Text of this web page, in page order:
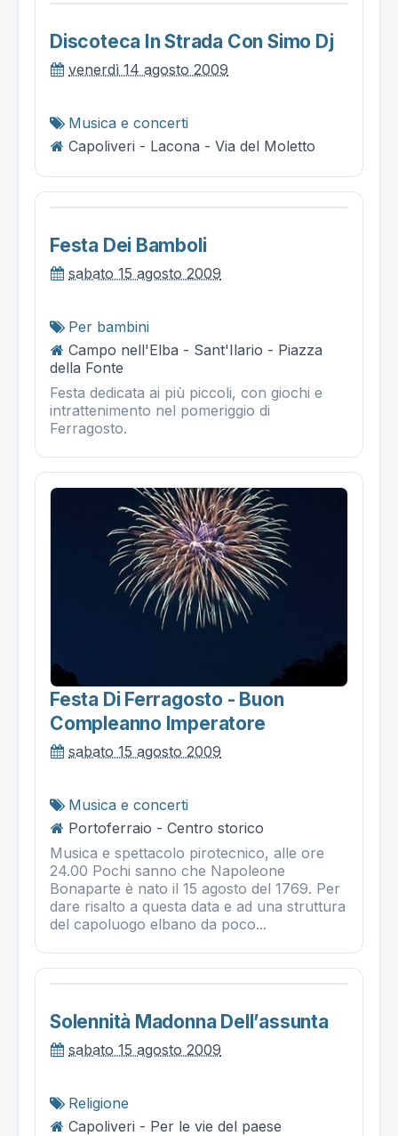
Discoteca In Strada Con Simo Dj
venerdì 14 agosto 2009
Musica e concerti
Capoliveri - Lacona - Via del Moletto
Festa Dei Bamboli
sabato 15 agosto 2009
Per bambini
Campo nell'Elba - Sant'Ilario - Piazza
della Fonte
Festa dedicata ai più piccoli, con giochi e
intrattenimento nel pomeriggio di
Ferragosto.
Festa Di Ferragosto - Buon
Compleanno Imperatore
sabato 15 agosto 2009
Musica e concerti
Portoferraio - Centro storico
Musica e spettacolo pirotecnico, alle ore
24.00 Pochi sanno che Napoleone
Bonaparte è nato il 15 agosto del 1769. Per
dare risalto a questa data e ad una struttura
del capoluogo elbano da poco...
Solennità Madonna Dell’assunta
sabato 15 agosto 2009
Religione
Capoliveri - Per le vie del paese